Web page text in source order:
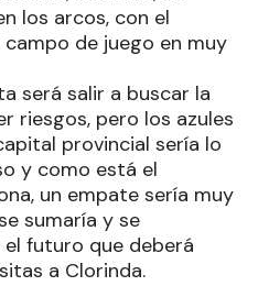
los arcos, con el
de juego en muy
será salir a buscar la
riesgos, pero los azules
provincial sería lo
y como está el
un empate sería muy
sumaría y se
futuro que deberá
a Clorinda.